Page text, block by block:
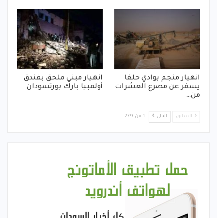
انهيار منجم بوادي حلفا
يسفر عن مصرع العشرات
من…
انهيار مبني ملحق بفندق
أولمبيا بارك بورتسودان
السابق التالي 1 من 279